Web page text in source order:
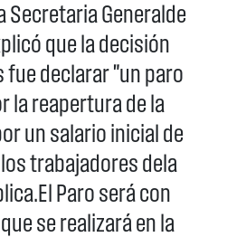
Secretaria Generalde
que la decisión
declarar "un paro
la reapertura de la
un salario inicial de
trabajadores dela
Paro será con
se realizará en la